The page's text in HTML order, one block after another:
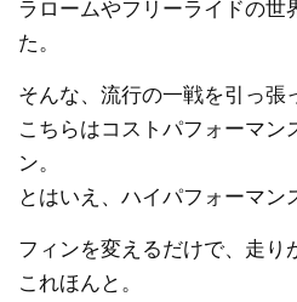
ラロームやフリーライドの世
た。
そんな、流行の一戦を引っ張
こちらはコストパフォーマン
ン。
とはいえ、ハイパフォーマン
フィンを変えるだけで、走り
これほんと。